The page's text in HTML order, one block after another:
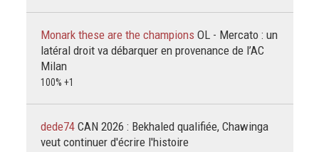
Monark these are the champions OL - Mercato : un
latéral droit va débarquer en provenance de l’AC
Milan
100% +1
dede74 CAN 2026 : Bekhaled qualifiée, Chawinga
veut continuer d'écrire l'histoire